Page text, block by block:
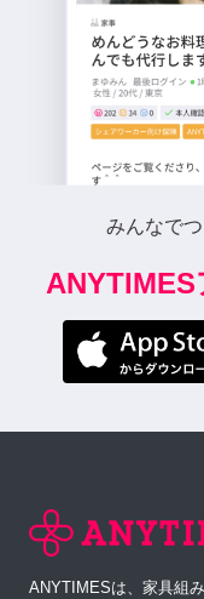
みんなで
ANYTIMESは、家具組